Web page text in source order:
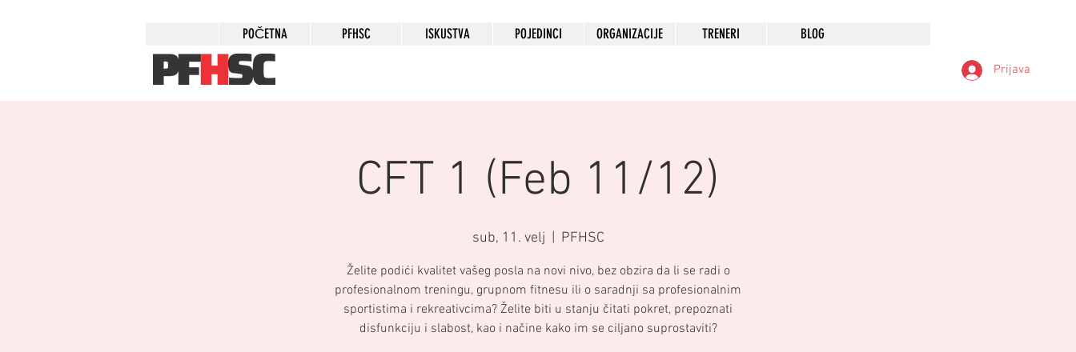
POČETNA PFHSC ISKUSTVA POJEDINCI ORGANIZACIJE TRENERI BLOG
Prijava
CFT 1 (Feb 11/12)
sub, 11. velj PFHSC
Želite podići kvalitet vašeg posla na novi nivo, bez obzira da li se radi o
profesionalnom treningu, grupnom fitnesu ili o saradnji sa profesionalnim
sportistima i rekreativcima? Želite biti u stanju čitati pokret, prepoznati
disfunkciju i slabost, kao i načine kako im se ciljano suprostaviti?